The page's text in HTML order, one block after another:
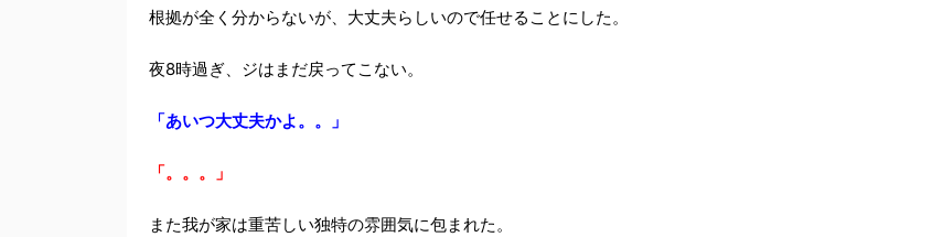
根拠が全く分からないが、大丈夫らしいので任せることにした。
夜8時過ぎ、ジはまだ戻ってこない。
「あいつ大丈夫かよ。。」
「。。。」
また我が家は重苦しい独特の雰囲気に包まれた。